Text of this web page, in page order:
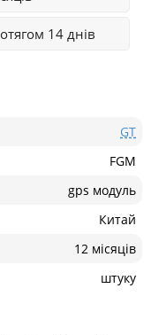
14 днів
GT
FGM
gps модуль
Китай
12 місяців
штуку